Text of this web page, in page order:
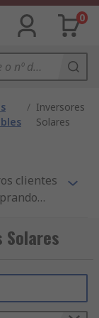
0
/ Inversores
Solares
clientes
Hemos
y otros
de
Solares